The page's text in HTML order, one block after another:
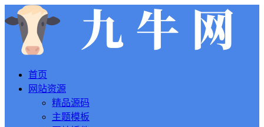
首页
网站资源
精品源码
主题模板